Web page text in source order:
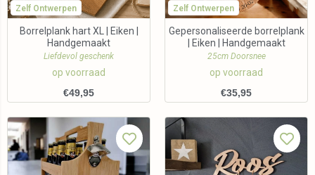
Zelf Ontwerpen
Borrelplank hart XL | Eiken |
Handgemaakt
Liefdevol geschenk
op voorraad
€49,95
Zelf Ontwerpen
Gepersonaliseerde borrelplank
| Eiken | Handgemaakt
25cm Doorsnee
op voorraad
€35,95